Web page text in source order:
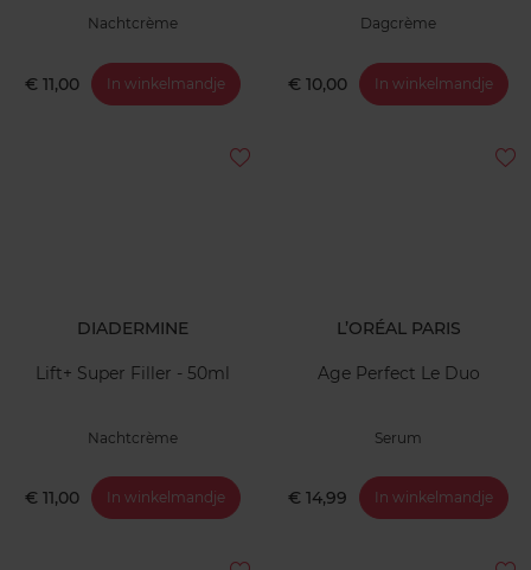
Nachtcrème
€ 11,00 In winkelmandje
Dagcrème
€ 10,00 In winkelmandje
DIADERMINE
Lift+ Super Filler - 50ml
Nachtcrème
€ 11,00 In winkelmandje
L’ORÉAL PARIS
Age Perfect Le Duo
Serum
€ 14,99 In winkelmandje